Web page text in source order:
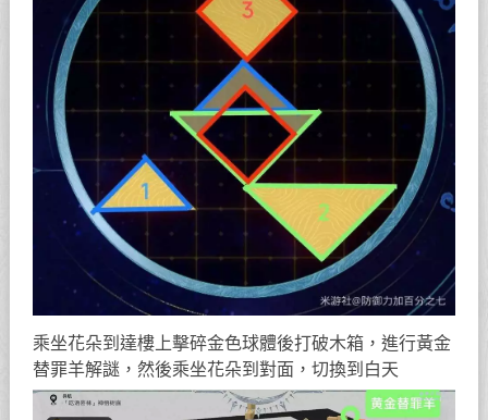
乘坐花朵到達樓上擊碎金色球體後打破木箱，進行黃金
替罪羊解謎，然後乘坐花朵到對面，切換到白天